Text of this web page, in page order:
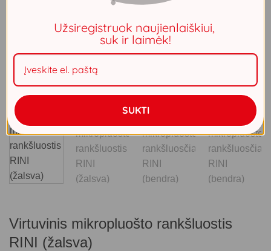
Virtuvinis mikropluošto rankšluostis
RINI (žalsva)
Užsiregistruok naujienlaiškiui,
suk ir laimėk!
SUKTI